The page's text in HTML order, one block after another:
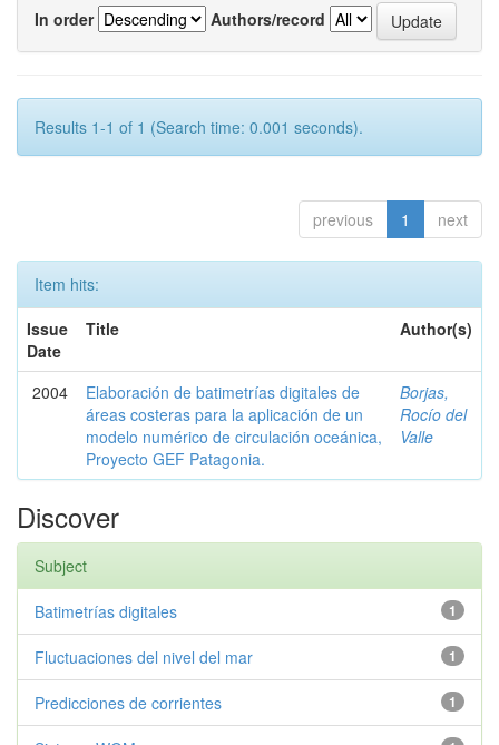
In order
Authors/record
Results 1-1 of 1 (Search time: 0.001 seconds).
previous 1 next
Item hits:
Issue
Date
Title Author(s)
2004
Elaboración de batimetrías digitales de
áreas costeras para la aplicación de un
modelo numérico de circulación oceánica,
Proyecto GEF Patagonia.
Borjas,
Rocío del
Valle
Discover
Subject
1
Batimetrías digitales
1
Fluctuaciones del nivel del mar
1
Predicciones de corrientes